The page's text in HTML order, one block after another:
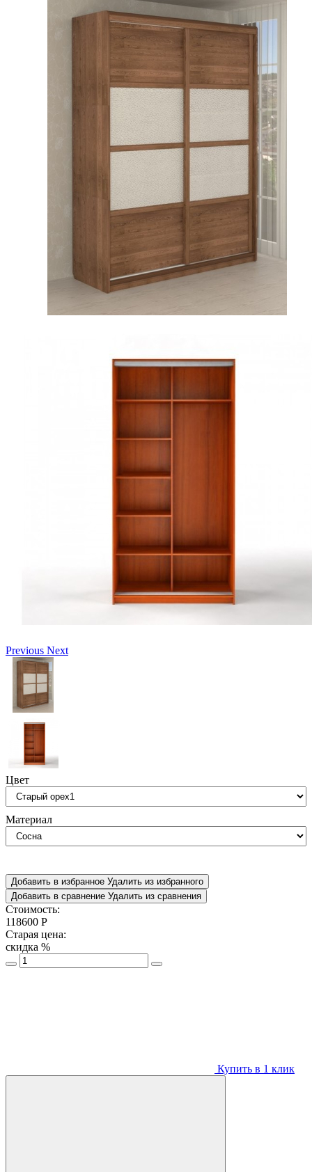
Previous Next
Цвет
Материал
Добавить в избранное Удалить из избранного
Добавить в сравнение Удалить из сравнения
Стоимость:
118600 Р
Старая цена:
скидка %
Купить в 1 клик